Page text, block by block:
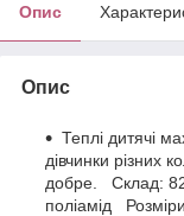
Опис
Опис
Теплі дитячі
дівчинки різних
добре. Склад:
поліамід